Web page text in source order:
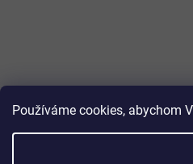
Používáme cookies, abychom